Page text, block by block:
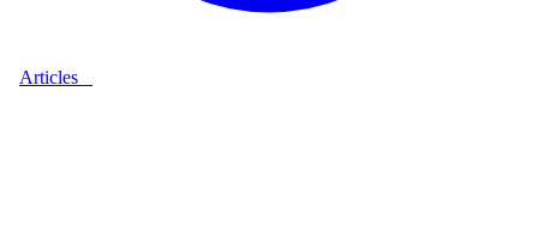
Articles